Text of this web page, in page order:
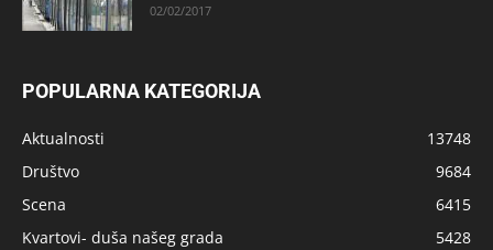
02/02/2017
POPULARNA KATEGORIJA
Aktualnosti
13748
Društvo
9684
Scena
6415
Kvartovi- duša našeg grada
5428